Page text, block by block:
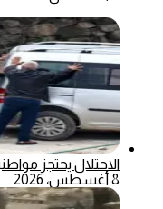
الاحتلال يحتجز
8 أغسطس، 2026